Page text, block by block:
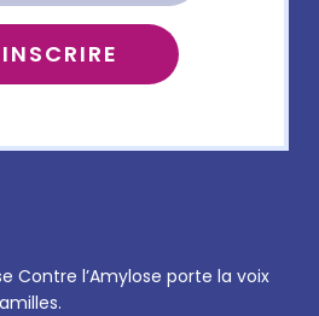
Contre l’Amylose porte la voix